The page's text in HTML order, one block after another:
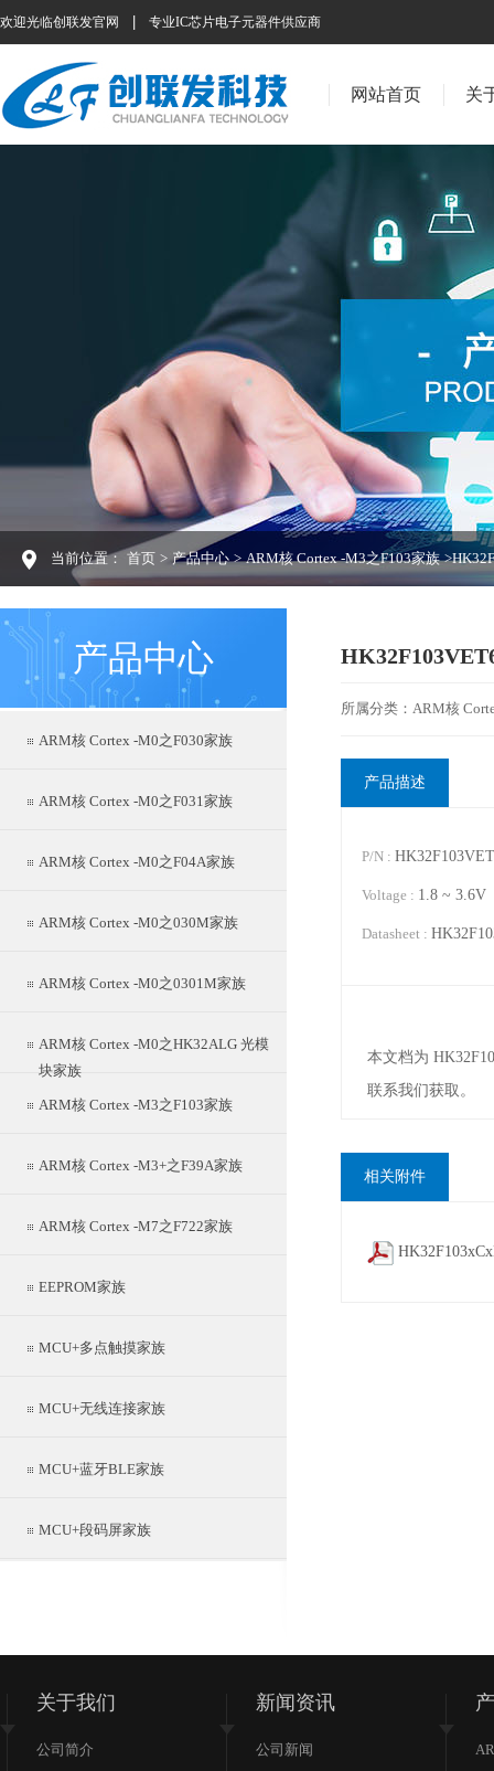
欢迎光临创联发官网 专业IC芯片电子元器件供应商
网站首页 关
当前位置： 首页 > 产品中心 > ARM核 Cortex -M3之F103家族
产品中心
ARM核 Cortex -M0之F030家族
ARM核 Cortex -M0之F031家族
ARM核 Cortex -M0之F04A家族
ARM核 Cortex -M0之030M家族
ARM核 Cortex -M0之0301M家族
ARM核 Cortex -M0之HK32ALG 光模
块家族
ARM核 Cortex -M3之F103家族
ARM核 Cortex -M3+之F39A家族
ARM核 Cortex -M7之F722家族
EEPROM家族
MCU+多点触摸家族
MCU+无线连接家族
MCU+蓝牙BLE家族
MCU+段码屏家族
所属分类：ARM核
产品描述
P/N :
Voltage : 1.8 ~ 3.6V
Datasheet :
本文档为
联系我们获取。
相关附件
关于我们
公司简介
新闻资讯
公司新闻